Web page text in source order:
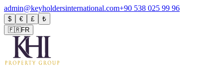
admin@keyholdersinternational.com+90 538 025 99 96
$ € £
₺
🇫🇷FR